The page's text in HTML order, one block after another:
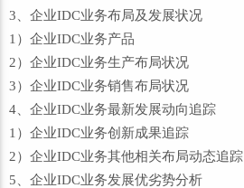
3、企业IDC业务布局及发展状况
1）企业IDC业务产品
2）企业IDC业务生产布局状况
3）企业IDC业务销售布局状况
4、企业IDC业务最新发展动向追踪
1）企业IDC业务创新成果追踪
2）企业IDC业务其他相关布局动态追踪
5、企业IDC业务发展优劣势分析